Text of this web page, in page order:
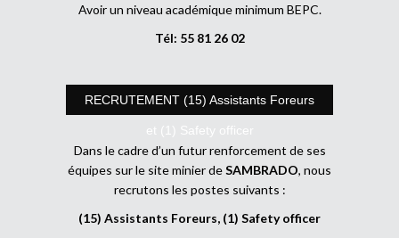
Avoir un niveau académique minimum BEPC.
Tél: 55 81 26 02
RECRUTEMENT (15) Assistants Foreurs
et (1) Safety officer
Dans le cadre d’un futur renforcement de ses
équipes sur le site minier deSAMBRADO, nous
recrutons les postes suivants :
(15) Assistants Foreurs, (1) Safety officer